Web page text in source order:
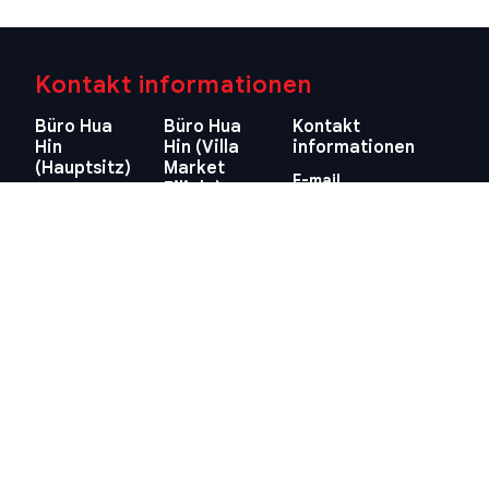
Kontakt informationen
Büro Hua
Hin
(Hauptsitz)
Büro Hua
Hin (Villa
Market
Filiale)
Kontakt
informationen
E-mail